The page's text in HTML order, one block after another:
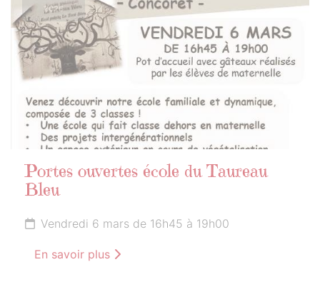
2026
Portes ouvertes école du Taureau
Bleu
Vendredi 6 mars de 16h45 à 19h00
En savoir plus